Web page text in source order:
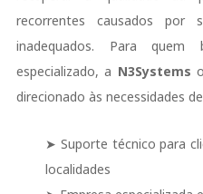
recorrentes causados por
inadequados. Para
especializado, a N3Systems
direcionado às necessidades
➤ Suporte técnico para
localidades